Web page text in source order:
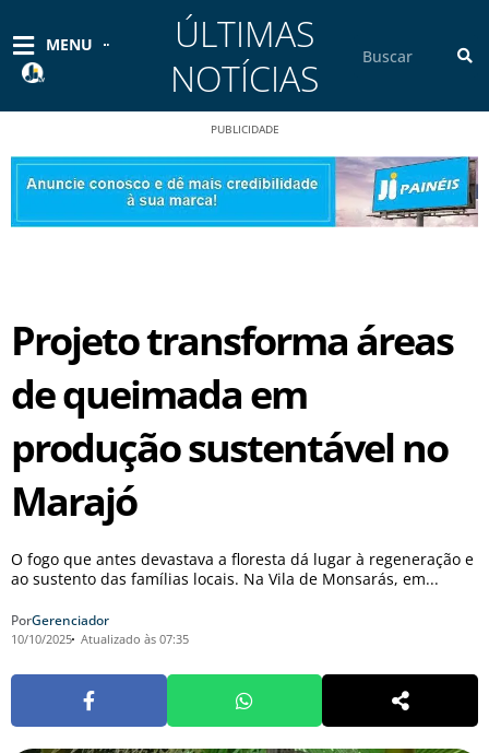
conteúdo
MENU
ÚLTIMAS
NOTÍCIAS
PUBLICIDADE
Projeto transforma áreas
de queimada em
produção sustentável no
Marajó
O fogo que antes devastava a floresta dá lugar à regeneração e
ao sustento das famílias locais. Na Vila de Monsarás, em...
PorGerenciador
10/10/2025 Atualizado às 07:35